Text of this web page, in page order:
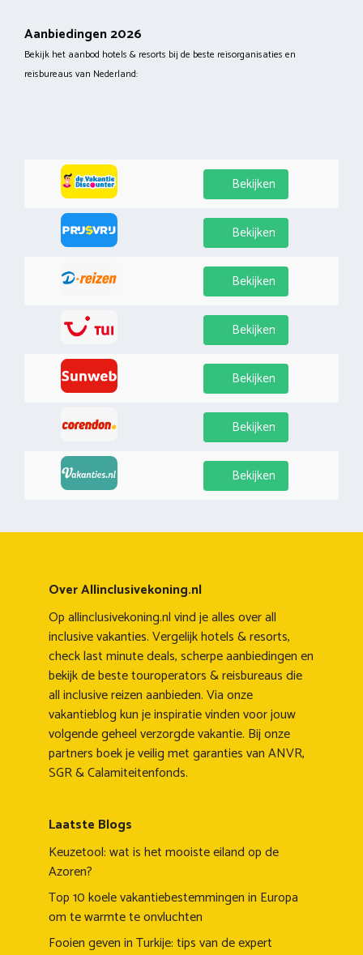
Aanbiedingen 2026
Bekijk het aanbod hotels & resorts bij de beste reisorganisaties en
reisbureaus van Nederland:
Bekijken
Bekijken
Bekijken
Bekijken
Bekijken
Bekijken
Bekijken
Over Allinclusivekoning.nl
Op allinclusivekoning.nl vind je alles over all
inclusive vakanties. Vergelijk hotels & resorts,
check last minute deals, scherpe aanbiedingen en
bekijk de beste touroperators & reisbureaus die
all inclusive reizen aanbieden. Via onze
vakantieblog kun je inspiratie vinden voor jouw
volgende geheel verzorgde vakantie. Bij onze
partners boek je veilig met garanties van ANVR,
SGR & Calamiteitenfonds.
Laatste Blogs
Keuzetool: wat is het mooiste eiland op de
Azoren?
Top 10 koele vakantiebestemmingen in Europa
om te warmte te onvluchten
Fooien geven in Turkije: tips van de expert